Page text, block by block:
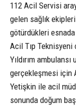
112 Acil Servisi
gelen sağlık ekipleri
götürdükleri esnada
Acil Tıp
Yıldırım
gerçekleşmesi için
Yetişkin ile acil
sonunda doğum